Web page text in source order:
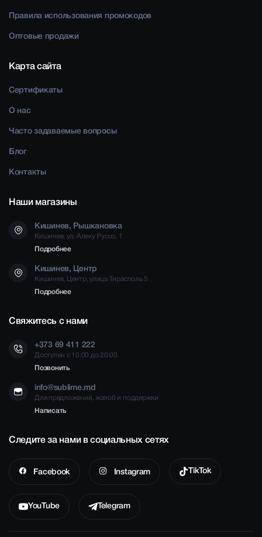
Правила использования промокодов
Оптовые продажи
Карта сайта
Сертификаты
О нас
Часто задаваемые вопросы
Блог
Контакты
Наши магазины
Кишинев, Рышкановка
Кишинев, ул. Алеку Руссо, 1
Подробнее
Кишинев, Центр
Кишинев, Центр, улица Тирасполь 5
Подробнее
Свяжитесь с нами
+373 69 411 222
Доступен с 10:00 до 20:00
Позвонить
info@sublime.md
Для предложений, жалоб и поддержки
Написать
Следите за нами в социальных сетях
Facebook Instagram TikTok
YouTube Telegram